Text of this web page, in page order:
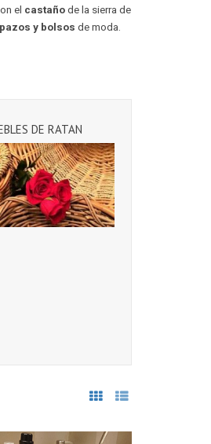
el castañode la sierra de
y bolsos de moda.
DE RATAN